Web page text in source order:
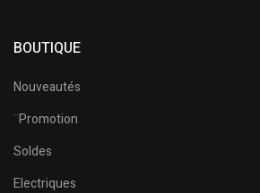
BOUTIQUE
Nouveautés
¨Promotion
Soldes
Electriques